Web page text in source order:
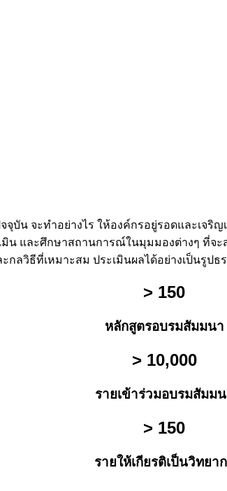
น จะทำอย่างไร ให้องค์กรอยู่รอดและเจริ
น และศึกษาสถานการณ์ในมุมมองต่างๆ ที่จ
ลวิธีที่เหมาะสม ประเมินผลได้อย่างเป็นรูป
> 150
หลักสูตรอบรมสัมมนา
> 10,000
รายเข้าร่วมอบรมสัมม
> 150
รายให้เกียรติเป็นวิทยา